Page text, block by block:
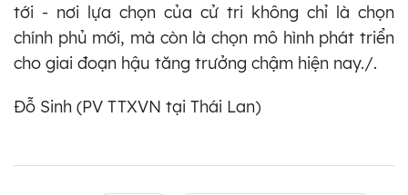
tới - nơi lựa chọn của cử tri không chỉ là chọn
chính phủ mới, mà còn là chọn mô hình phát triển
cho giai đoạn hậu tăng trưởng chậm hiện nay./.
Đỗ Sinh (PV TTXVN tại Thái Lan)